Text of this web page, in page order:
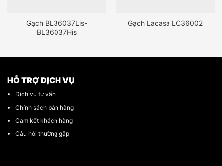
Gạch BL36037Lis-
BL36037His
Gạch Lacasa LC36002
HỖ TRỢ DỊCH VỤ
Dịch vụ tư vấn
Chính sách bán hàng
Cam kết khách hàng
Câu hỏi thường gặp